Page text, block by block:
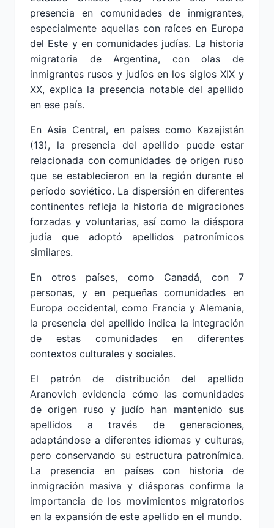
presencia en comunidades de inmigrantes,
especialmente aquellas con raíces en Europa
del Este y en comunidades judías. La historia
migratoria de Argentina, con olas de
inmigrantes rusos y judíos en los siglos XIX y
XX, explica la presencia notable del apellido
en ese país.
En Asia Central, en países como Kazajistán
(13), la presencia del apellido puede estar
relacionada con comunidades de origen ruso
que se establecieron en la región durante el
período soviético. La dispersión en diferentes
continentes refleja la historia de migraciones
forzadas y voluntarias, así como la diáspora
judía que adoptó apellidos patronímicos
similares.
En otros países, como Canadá, con 7
personas, y en pequeñas comunidades en
Europa occidental, como Francia y Alemania,
la presencia del apellido indica la integración
de estas comunidades en diferentes
contextos culturales y sociales.
El patrón de distribución del apellido
Aranovich evidencia cómo las comunidades
de origen ruso y judío han mantenido sus
apellidos a través de generaciones,
adaptándose a diferentes idiomas y culturas,
pero conservando su estructura patronímica.
La presencia en países con historia de
inmigración masiva y diásporas confirma la
importancia de los movimientos migratorios
en la expansión de este apellido en el mundo.